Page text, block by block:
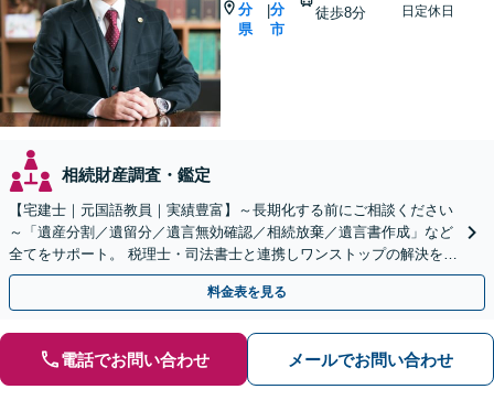
分
県
|分
市
徒歩8分
日定休日
相続財産調査・鑑定
【宅建士｜元国語教員｜実績豊富】～長期化する前にご相談ください
～「遺産分割／遺留分／遺言無効確認／相続放棄／遺言書作成」など
全てをサポート。 税理士・司法書士と連携しワンストップの解決を！
迅速かつ丁寧に進めます【初回相談無料｜土日夜間可】
料金表を見る
電話でお問い合わせ メールでお問い合わせ